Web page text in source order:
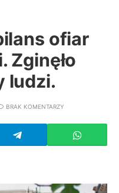
ofiar
Zginęło
ludzi.
BRAK KOMENTARZY